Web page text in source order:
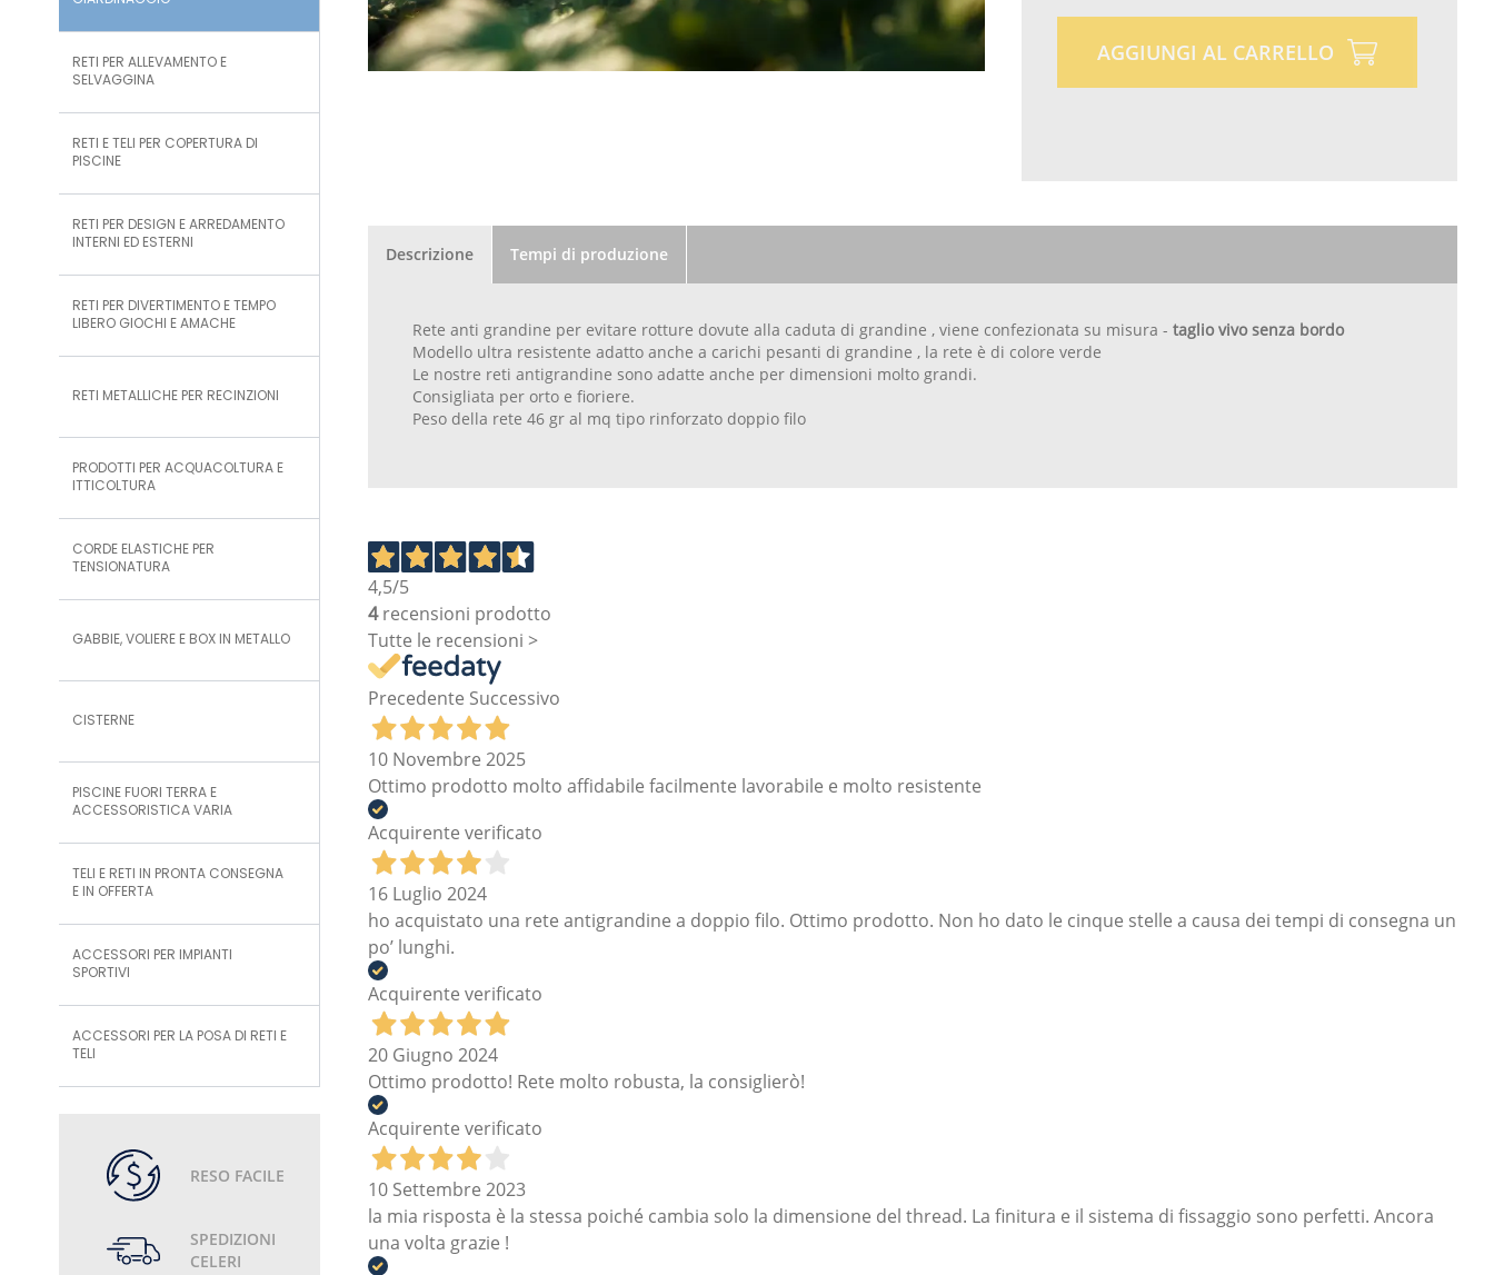
RETI PER ALLEVAMENTO E
SELVAGGINA
RETI E TELI PER COPERTURA DI
PISCINE
RETI PER DESIGN E ARREDAMENTO
INTERNI ED ESTERNI
RETI PER DIVERTIMENTO E TEMPO
LIBERO GIOCHI E AMACHE
RETI METALLICHE PER RECINZIONI
PRODOTTI PER ACQUACOLTURA E
ITTICOLTURA
CORDE ELASTICHE PER
TENSIONATURA
GABBIE, VOLIERE E BOX IN METALLO
CISTERNE
PISCINE FUORI TERRA E
ACCESSORISTICA VARIA
TELI E RETI IN PRONTA CONSEGNA
E IN OFFERTA
ACCESSORI PER IMPIANTI
SPORTIVI
ACCESSORI PER LA POSA DI RETI E
TELI
RESO FACILE
SPEDIZIONI
CELERI
AGGIUNGI AL CARRELLO
Descrizione Tempi di produzione
Rete anti grandine per evitare rotture dovute alla caduta di grandine , viene confezionata su misura - taglio vivo senza bordo
Modello ultra resistente adatto anche a carichi pesanti di grandine , la rete è di colore verde
Le nostre reti antigrandine sono adatte anche per dimensioni molto grandi.
Consigliata per orto e fioriere.
Peso della rete 46 gr al mq tipo rinforzato doppio filo
4,5/5
4recensioni prodotto
Tutte le recensioni >
Precedente Successivo
10 Novembre 2025
Ottimo prodotto molto affidabile facilmente lavorabile e molto resistente
Acquirente verificato
16 Luglio 2024
ho acquistato una rete antigrandine a doppio filo. Ottimo prodotto. Non ho dato le cinque stelle a causa dei tempi di consegna un
po’ lunghi.
Acquirente verificato
20 Giugno 2024
Ottimo prodotto! Rete molto robusta, la consiglierò!
Acquirente verificato
10 Settembre 2023
la mia risposta è la stessa poiché cambia solo la dimensione del thread. La finitura e il sistema di fissaggio sono perfetti. Ancora
una volta grazie !